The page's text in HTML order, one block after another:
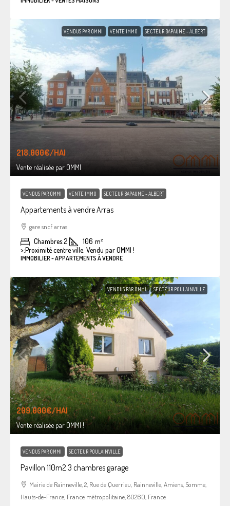
VENDUS PAR OMMI VENTE IMMO SECTEUR BAPAUME - ALBERT
218.000€/HAI
Vente réalisée par OMMI
VENDUS PAR OMMI VENTE IMMO SECTEUR BAPAUME - ALBERT
Appartements à vendre Arras
gare sncf arras
Chambres:2 106 m²
>:Proximité centre ville. Vendu par OMMI !
IMMOBILIER - APPARTEMENTS À VENDRE
VENDUS PAR OMMI SECTEUR POULAINVILLE
209.000€/HAI
Vente réalisée par OMMI !
VENDUS PAR OMMI SECTEUR POULAINVILLE
Pavillon 110m2 3 chambres garage
Mairie de Rainneville, 2, Rue de Querrieu, Rainneville, Amiens, Somme,
Hauts-de-France, France métropolitaine, 80260, France